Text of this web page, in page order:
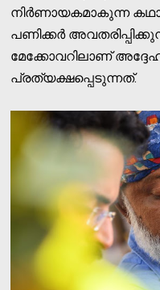
നിര്‍ണായകമാകുന്ന
പണിക്കര്‍
മേക്കോവറിലാണ്
പ്രത്യക്ഷപ്പെടുന്നത്.